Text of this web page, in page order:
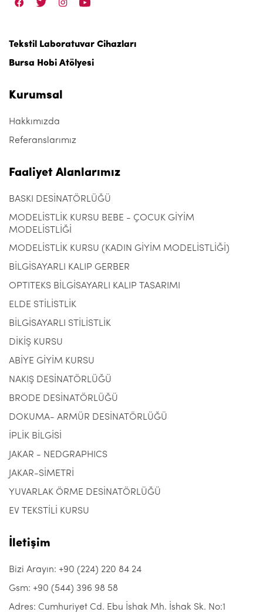
Tekstil Laboratuvar Cihazları
Bursa Hobi Atölyesi
Kurumsal
Hakkımızda
Referanslarımız
Faaliyet Alanlarımız
BASKI DESİNATÖRLÜĞÜ
MODELİSTLİK KURSU BEBE - ÇOCUK GİYİM
MODELİSTLİĞİ
MODELİSTLİK KURSU (KADIN GİYİM MODELİSTLİĞİ)
BİLGİSAYARLI KALIP GERBER
OPTITEKS BİLGİSAYARLI KALIP TASARIMI
ELDE STİLİSTLİK
BİLGİSAYARLI STİLİSTLİK
DİKİŞ KURSU
ABİYE GİYİM KURSU
NAKIŞ DESİNATÖRLÜĞÜ
BRODE DESİNATÖRLÜĞÜ
DOKUMA- ARMÜR DESİNATÖRLÜĞÜ
İPLİK BİLGİSİ
JAKAR - NEDGRAPHICS
JAKAR-SİMETRİ
YUVARLAK ÖRME DESİNATÖRLÜĞÜ
EV TEKSTİLİ KURSU
İletişim
Bizi Arayın: +90 (224) 220 84 24
Gsm: +90 (544) 396 98 58
Adres: Cumhuriyet Cd. Ebu İshak Mh. İshak Sk. No:1